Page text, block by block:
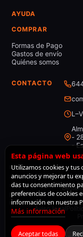
AYUDA
COMPRAR
Formas de Pago
Gastos de envío
Quiénes somos
CONTACTO
-
-
© 2026
Aviso legal
Esta página web
Utilizamos cookies y tus
anuncios y mejorar tu
das tu consentimiento
preferencias de cookies
información en nuestra
Más información
Aceptar todas